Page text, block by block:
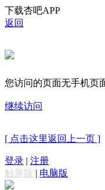
下载杏吧APP
返回
您访问的页面无手机页
继续访问
[ 点击这里返回上一页 ]
登录 | 注册
触屏版 | 电脑版